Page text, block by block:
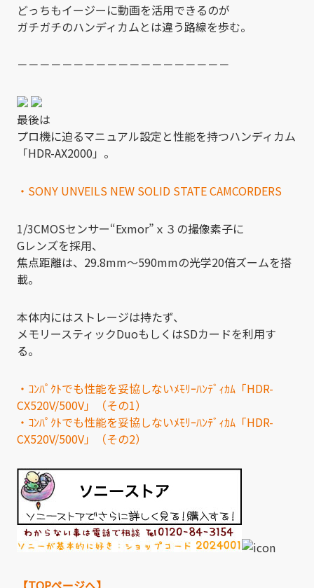
どっちもイージーに動画を活用できるのが
ガチガチのハンディカムとは違う路線を歩む。
－－－－－－－－－－－－－－－－－－－
最後は
プロ機に迫るマニュアル設定と性能を持つハンディカム
「HDR-AX2000」。
・SONY UNVEILS NEW SOLID STATE CAMCORDERS
1/3CMOSセンサー“Exmor”ｘ３の撮像素子に
Gレンズを採用、
焦点距離は、29.8mm～590mmの光学20倍ズームを搭
載。
本体内にはストレージは持たず、
メモリースティックDuoもしくはSDカードを利用す
る。
・ｺﾝﾊﾟｸﾄでも性能を妥協しないﾒﾓﾘｰﾊﾝﾃﾞｨｶﾑ「HDR-
CX520V/500V」（その1）
・ｺﾝﾊﾟｸﾄでも性能を妥協しないﾒﾓﾘｰﾊﾝﾃﾞｨｶﾑ「HDR-
CX520V/500V」（その2）